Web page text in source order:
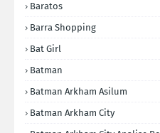
Baratos
Barra Shopping
Bat Girl
Batman
Batman Arkham Asilum
Batman Arkham City